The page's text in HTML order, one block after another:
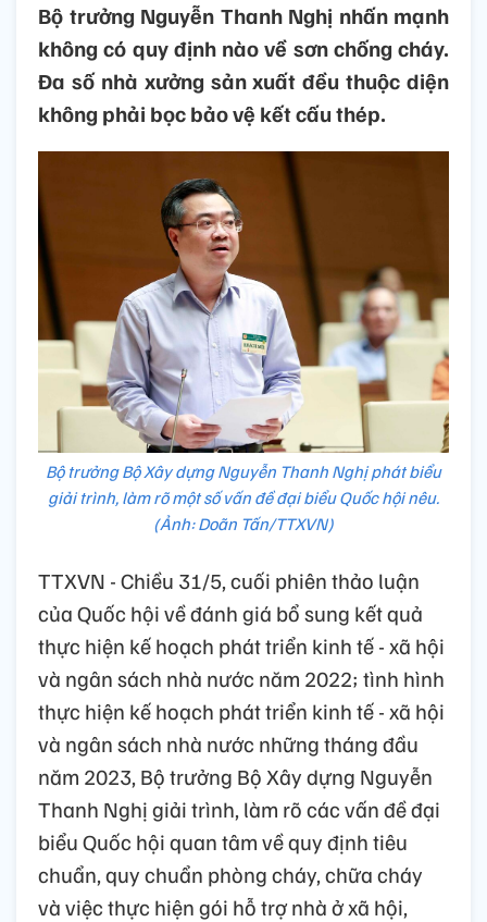
Bộ trưởng Nguyễn Thanh Nghị nhấn mạnh
không có quy định nào về sơn chống cháy.
Đa số nhà xưởng sản xuất đều thuộc diện
không phải bọc bảo vệ kết cấu thép.
Bộ trưởng Bộ Xây dựng Nguyễn Thanh Nghị phát biểu
giải trình, làm rõ một số vấn đề đại biểu Quốc hội nêu.
(Ảnh: Doãn Tấn/TTXVN)
TTXVN - Chiều 31/5, cuối phiên thảo luận
của Quốc hội về đánh giá bổ sung kết quả
thực hiện kế hoạch phát triển kinh tế - xã hội
và ngân sách nhà nước năm 2022; tình hình
thực hiện kế hoạch phát triển kinh tế - xã hội
và ngân sách nhà nước những tháng đầu
năm 2023, Bộ trưởng Bộ Xây dựng Nguyễn
Thanh Nghị giải trình, làm rõ các vấn đề đại
biểu Quốc hội quan tâm về quy định tiêu
chuẩn, quy chuẩn phòng cháy, chữa cháy
và việc thực hiện gói hỗ trợ nhà ở xã hội,